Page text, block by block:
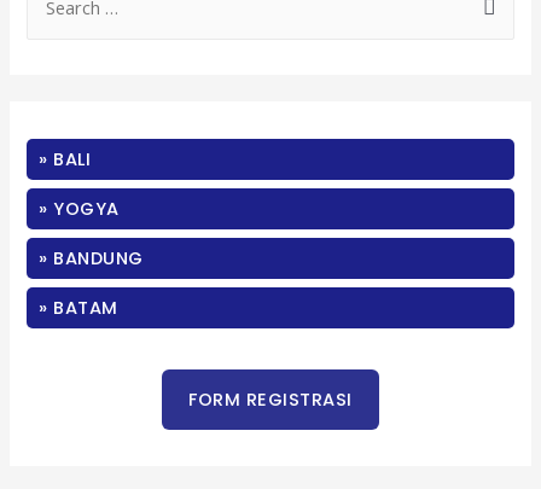
f
o
r
» BALI
» YOGYA
» BANDUNG
» BATAM